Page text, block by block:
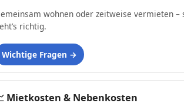
wohnen oder zeitweise vermieten –
richtig.
Wichtige Fragen
Mietkosten & Nebenkosten